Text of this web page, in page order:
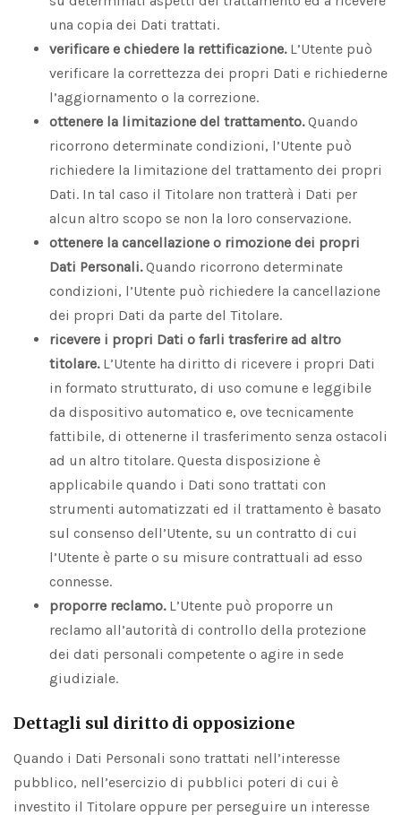
una copia dei Dati trattati.
verificare e chiedere la rettificazione.L’Utente può
verificare la correttezza dei propri Dati e richiederne
l’aggiornamento o la correzione.
ottenere la limitazione del trattamento.Quando
ricorrono determinate condizioni, l’Utente può
richiedere la limitazione del trattamento dei propri
Dati. In tal caso il Titolare non tratterà i Dati per
alcun altro scopo se non la loro conservazione.
ottenere la cancellazione o rimozione dei propri
Dati Personali.Quando ricorrono determinate
condizioni, l’Utente può richiedere la cancellazione
dei propri Dati da parte del Titolare.
ricevere i propri Dati o farli trasferire ad altro
titolare.L’Utente ha diritto di ricevere i propri Dati
in formato strutturato, di uso comune e leggibile
da dispositivo automatico e, ove tecnicamente
fattibile, di ottenerne il trasferimento senza ostacoli
ad un altro titolare. Questa disposizione è
applicabile quando i Dati sono trattati con
strumenti automatizzati ed il trattamento è basato
sul consenso dell’Utente, su un contratto di cui
l’Utente è parte o su misure contrattuali ad esso
connesse.
proporre reclamo.L’Utente può proporre un
reclamo all’autorità di controllo della protezione
dei dati personali competente o agire in sede
giudiziale.
Dettagli sul diritto di opposizione
Quando i Dati Personali sono trattati nell’interesse
pubblico, nell’esercizio di pubblici poteri di cui è
investito il Titolare oppure per perseguire un interesse